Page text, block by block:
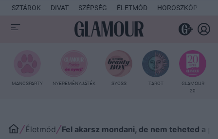
SZTÁROK DIVAT SZÉPSÉG ÉLETMÓD HOROSZKÓP
MANCSPARTY NYEREMÉNYJÁTÉK SYOSS TAROT
GLAMOUR
20
Életmód Fel akarsz mondani, de nem teheted a